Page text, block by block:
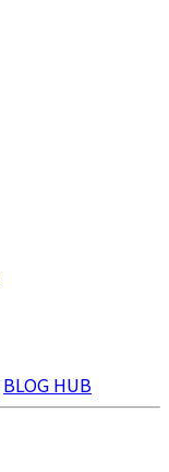
BLOG HUB